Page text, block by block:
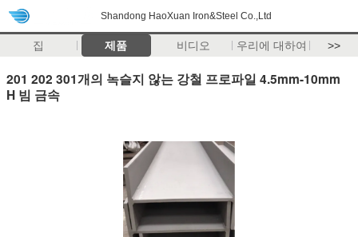
Shandong HaoXuan Iron&Steel Co.,Ltd
집 제품 비디오 우리에 대하여 >>
201 202 301개의 녹슬지 않는 강철 프로파일 4.5mm-10mm
H 빔 금속